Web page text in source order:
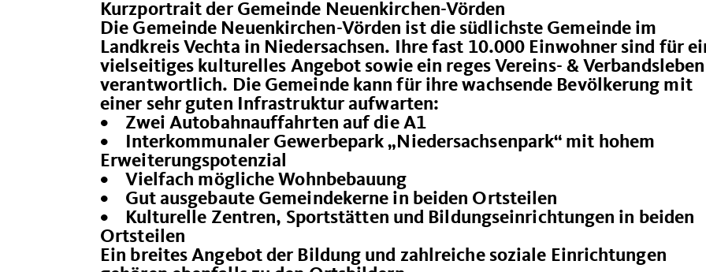
Kurzportrait der Gemeinde Neuenkirchen-Vörden
Die Gemeinde Neuenkirchen-Vörden ist die südlichste Gemeinde im
Landkreis Vechta in Niedersachsen. Ihre fast 10.000 Einwohner sind für
vielseitiges kulturelles Angebot sowie ein reges Vereins- & Verbandsleben
verantwortlich. Die Gemeinde kann für ihre wachsende Bevölkerung mit
einer sehr guten Infrastruktur aufwarten:
• Zwei Autobahnauffahrten auf die A1
• Interkommunaler Gewerbepark „Niedersachsenpark“ mit hohem
Erweiterungspotenzial
• Vielfach mögliche Wohnbebauung
• Gut ausgebaute Gemeindekerne in beiden Ortsteilen
• Kulturelle Zentren, Sportstätten und Bildungseinrichtungen in beiden
Ortsteilen
Ein breites Angebot der Bildung und zahlreiche soziale Einrichtungen